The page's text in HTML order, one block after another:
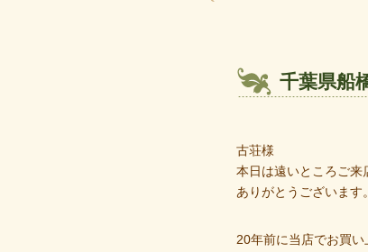
千葉県船
古荘様
本日は遠いところご来
ありがとうございます。
20年前に当店でお買い